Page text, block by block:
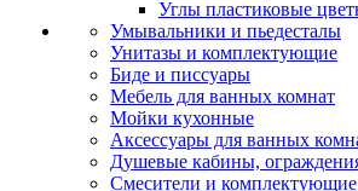
Углы пластиковые
Умывальники и пьедесталы
Унитазы и комплектующие
Биде и писсуары
Мебель для ванных комнат
Мойки кухонные
Аксессуары для ванных
Душевые кабины,
Смесители и комплектующие